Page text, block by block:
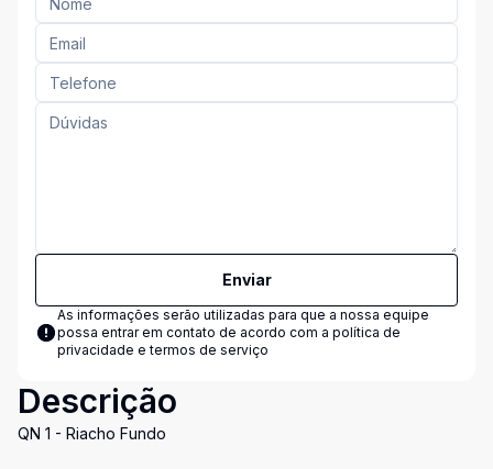
Enviar
As informações serão utilizadas para que a nossa equipe
possa entrar em contato de acordo com a política de
privacidade e termos de serviço
Descrição
QN 1 - Riacho Fundo